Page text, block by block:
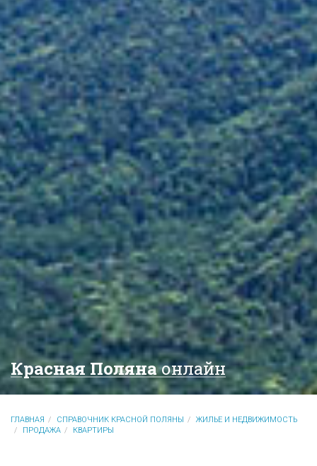
Красная Полянаонлайн
ГЛАВНАЯ СПРАВОЧНИК КРАСНОЙ ПОЛЯНЫ
ЖИЛЬЕ И НЕДВИЖИМОСТЬ
ПРОДАЖА
КВАРТИРЫ